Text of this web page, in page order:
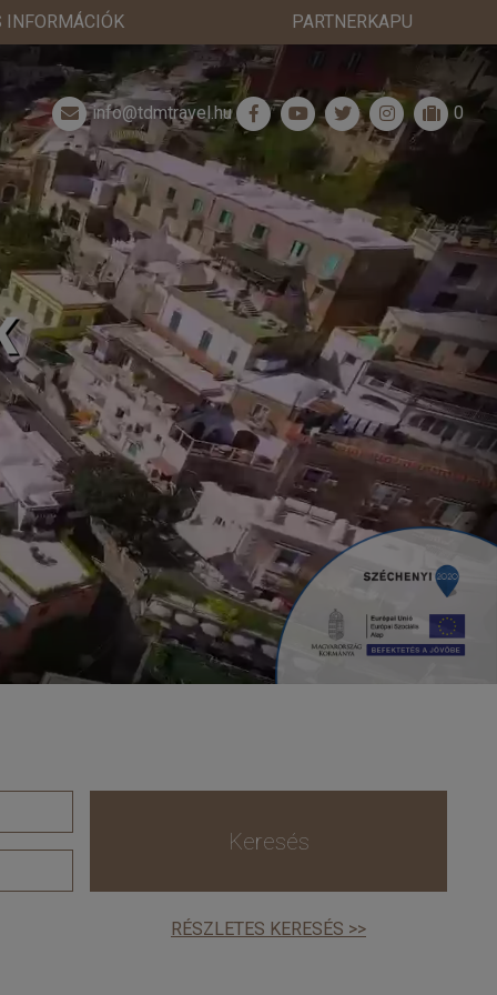
INFORMÁCIÓK PARTNERKAPU
info@tdmtravel.hu 0
Keresés
RÉSZLETES KERESÉS >>